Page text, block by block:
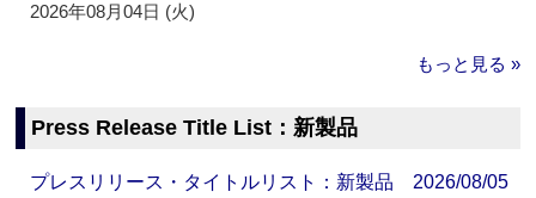
2026年08月04日 (火)
もっと見る »
Press Release Title List：新製品
プレスリリース・タイトルリスト：新製品 2026/08/05